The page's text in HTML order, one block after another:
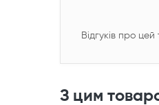
Відгуків про
З цим